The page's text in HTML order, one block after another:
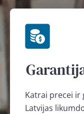
Katrai precei ir
Latvijas